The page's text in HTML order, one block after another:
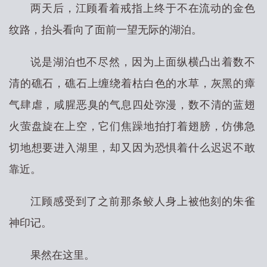
两天后，江顾看着戒指上终于不在流动的金色
纹路，抬头看向了面前一望无际的湖泊。
说是湖泊也不尽然，因为上面纵横凸出着数不
清的礁石，礁石上缠绕着枯白色的水草，灰黑的瘴
气肆虐，咸腥恶臭的气息四处弥漫，数不清的蓝翅
火萤盘旋在上空，它们焦躁地拍打着翅膀，仿佛急
切地想要进入湖里，却又因为恐惧着什么迟迟不敢
靠近。
江顾感受到了之前那条鲛人身上被他刻的朱雀
神印记。
果然在这里。